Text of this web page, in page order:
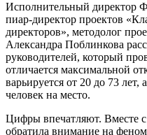
Исполнительный директор
пиар-директор проектов
директоров», методолог
Александра Поблинкова
руководителей, который
отличается максимальной
варьируется от 20 до 73 лет,
человек на место.
Цифры впечатляют. Вместе
обратила внимание на